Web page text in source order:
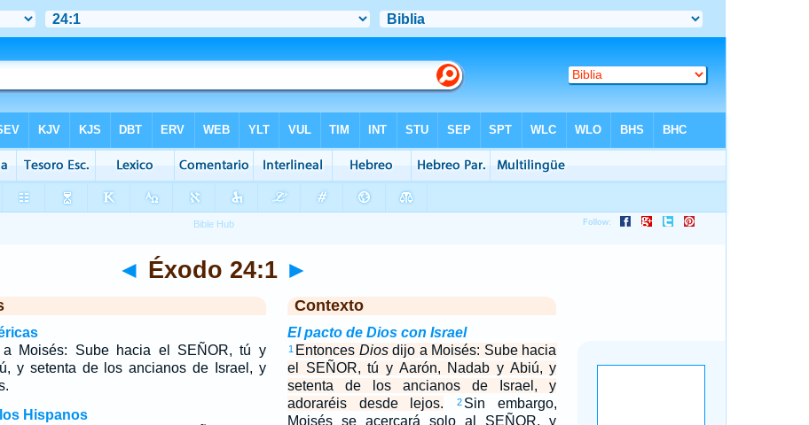
◄ Éxodo 24:1 ►
Moisés: Sube hacia el SEÑOR, tú y
y setenta de los ancianos de Israel, y
Hispanos
Contexto
El pacto de Dios con Israel
1 Entonces Diosdijo a Moisés: Sube hacia
el SEÑOR, tú y Aarón, Nadab y Abiú, y
setenta de los ancianos de Israel, y
adoraréis desde lejos.
2 Sin embargo,
Moisés se acercará solo al SEÑOR, y